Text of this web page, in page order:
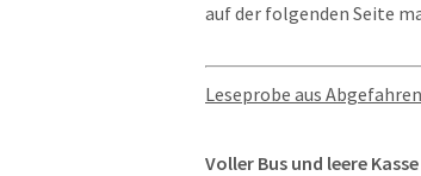
auf der folgenden Seite
Leseprobe aus
Voller Bus und leere Kasse